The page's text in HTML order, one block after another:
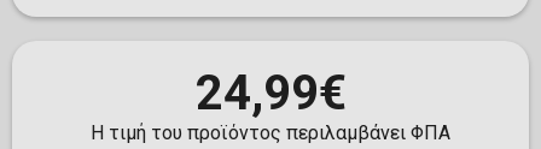
24,99€
Η τιμή του προϊόντος περιλαμβάνει ΦΠΑ